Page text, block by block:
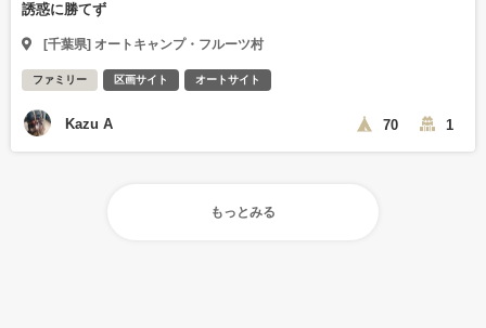
誘惑に勝てず
[千葉県] オートキャンプ・フルーツ村
ファミリー 区画サイト オートサイト
Kazu A 70 1
もっとみる